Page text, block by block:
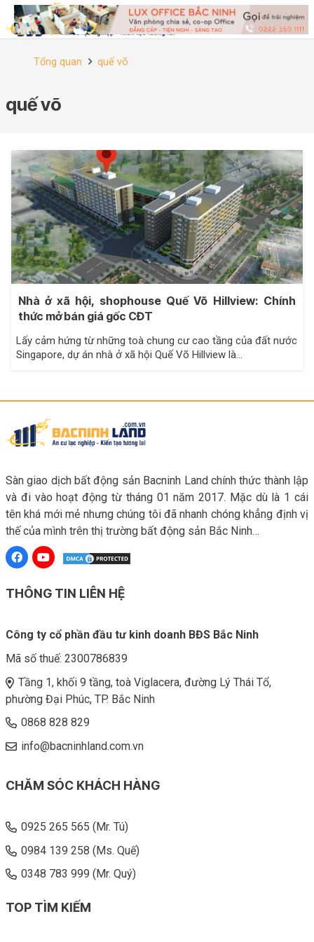
Tổng quan quế võ
quế võ
Nhà ở xã hội, shophouse Quế Võ Hillview: Chính
thức mở bán giá gốc CĐT
Lấy cảm hứng từ những toà chung cư cao tầng của đất nước
Singapore, dự án nhà ở xã hội Quế Võ Hillview là…
Sàn giao dịch bất động sản Bacninh Land chính thức thành lập
và đi vào hoạt động từ tháng 01 năm 2017. Mặc dù là 1 cái
tên khá mới mẻ nhưng chúng tôi đã nhanh chóng khẳng định vị
thế của mình trên thị trường bất động sản Bắc Ninh…
THÔNG TIN LIÊN HỆ
Công ty cổ phần đầu tư kinh doanh BĐS Bắc Ninh
Mã số thuế: 2300786839
Tầng 1, khối 9 tầng, toà Viglacera, đường Lý Thái Tổ,
phường Đại Phúc, TP. Bắc Ninh
0868 828 829
info@bacninhland.com.vn
CHĂM SÓC KHÁCH HÀNG
0925 265 565 (Mr. Tú)
0984 139 258 (Ms. Quế)
0348 783 999 (Mr. Quý)
TOP TÌM KIẾM